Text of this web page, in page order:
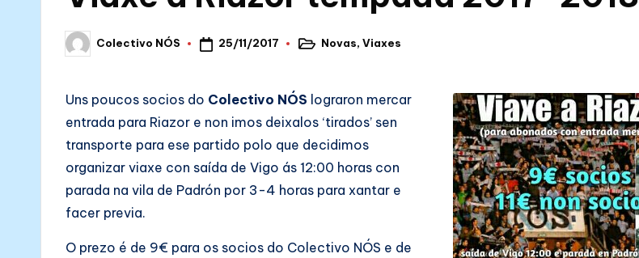
Posted
by
Colectivo NÓS 25/11/2017
PostedNovas, Viaxes
Uns poucos socios do Colectivo NÓS lograron mercar
entrada para Riazor e non imos deixalos ‘tirados’ sen
transporte para ese partido polo que decidimos
organizar viaxe con saída de Vigo ás 12:00 horas con
parada na vila de Padrón por 3-4 horas para xantar e
facer previa.
O prezo é de 9€ para os socios do Colectivo NÓS e de